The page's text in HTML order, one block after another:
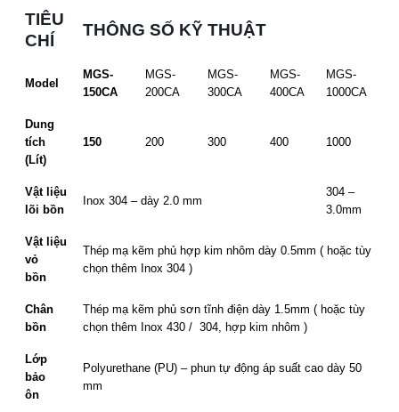
TIÊU
CHÍ
THÔNG SỐ KỸ THUẬT
Model
MGS-
150CA
MGS-
200CA
MGS-
300CA
MGS-
400CA
MGS-
1000CA
Dung
tích
(Lít)
150 200 300 400 1000
Vật liệu
lõi bồn
Inox 304 – dày 2.0 mm
304 –
3.0mm
Vật liệu
vỏ
bồn
Thép mạ kẽm phủ hợp kim nhôm dày 0.5mm ( hoặc tùy
chọn thêm Inox 304 )
Chân
bồn
Thép mạ kẽm phủ sơn tĩnh điện dày 1.5mm ( hoặc tùy
chọn thêm Inox 430 / 304, hợp kim nhôm )
Lớp
bảo
ôn
Polyurethane (PU) – phun tự động áp suất cao dày 50
mm